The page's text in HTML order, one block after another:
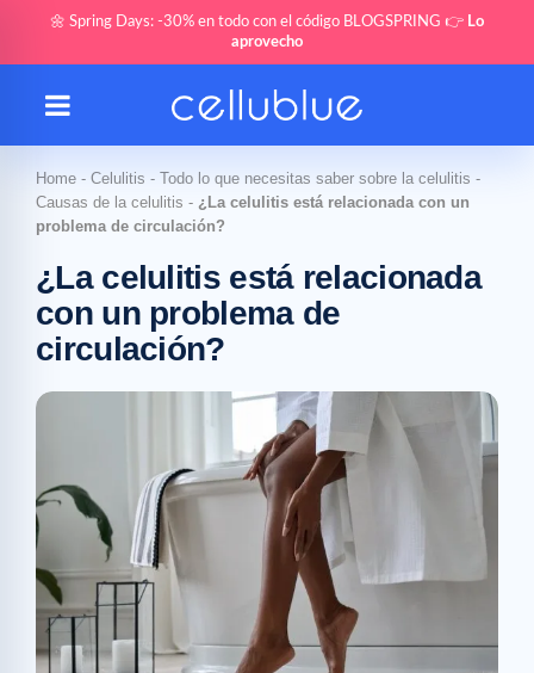
🌼 Spring Days: -30% en todo con el código BLOGSPRING 👉 Lo
aprovecho
Home - Celulitis - Todo lo que necesitas saber sobre la celulitis -
Causas de la celulitis - ¿La celulitis está relacionada con un
problema de circulación?
¿La celulitis está relacionada
con un problema de
circulación?